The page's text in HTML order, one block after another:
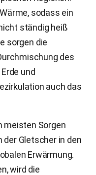
sodass ein
ständig heiß
sorgen die
des
und
auch das
meisten Sorgen
Gletscher in den
Erwärmung.
wird die